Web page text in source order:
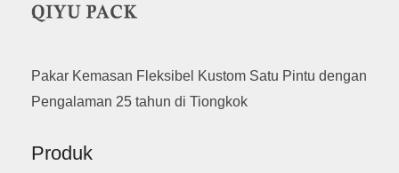
Pakar Kemasan Fleksibel Kustom Satu Pintu dengan
Pengalaman 25 tahun di Tiongkok
Produk